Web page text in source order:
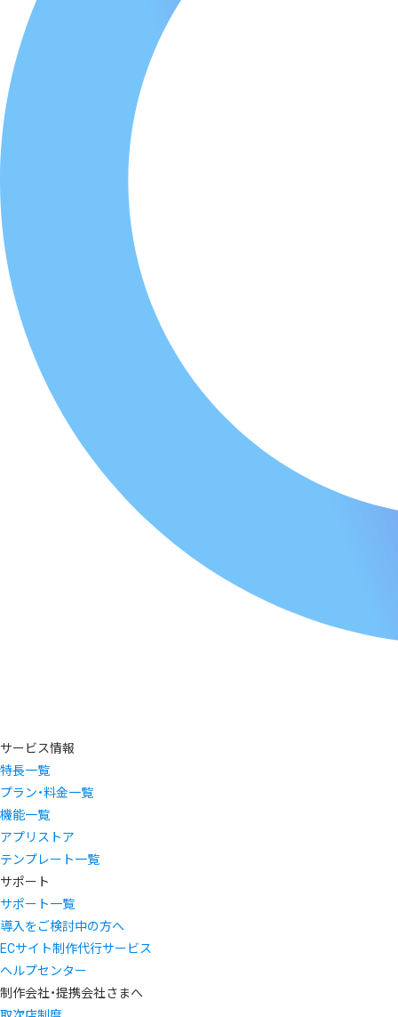
サービス情報
特長一覧
プラン・料金一覧
機能一覧
アプリストア
テンプレート一覧
サポート
サポート一覧
導入をご検討中の方へ
ECサイト制作代行サービス
ヘルプセンター
制作会社・提携会社さまへ